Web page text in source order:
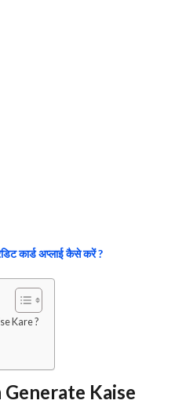
कार्ड अप्लाई कैसे करें ?
Kare ?
Kaise